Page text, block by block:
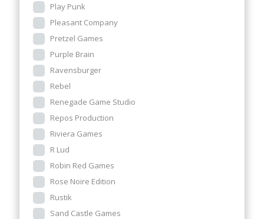
Play Punk
Pleasant Company
Pretzel Games
Purple Brain
Ravensburger
Rebel
Renegade Game Studio
Repos Production
Riviera Games
R Lud
Robin Red Games
Rose Noire Edition
Rustik
Sand Castle Games